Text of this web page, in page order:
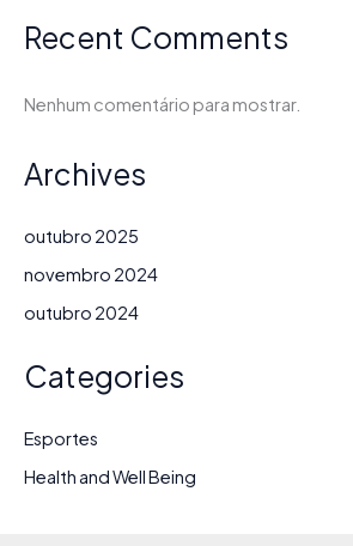
cambio
de
en
Titans.
Recent Comments
Nenhum comentário para mostrar.
Archives
outubro 2025
novembro 2024
outubro 2024
Categories
Esportes
Health and Well Being